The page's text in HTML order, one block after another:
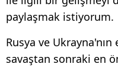
paylaşmak istiyorum.
Rusya ve
savaştan sonraki en